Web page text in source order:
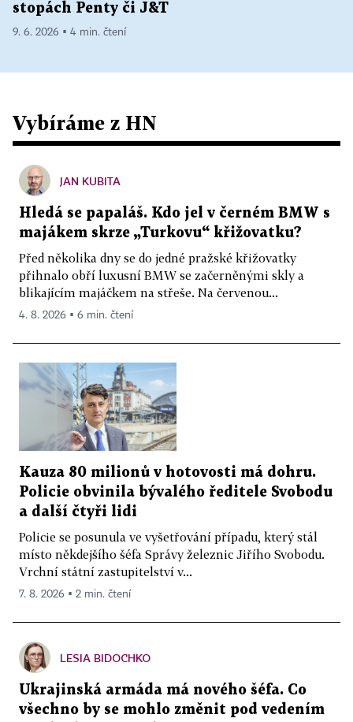
stopách Penty či J&T
9. 6. 2026 ▪ 4 min. čtení
Vybíráme z HN
JAN KUBITA
Hledá se papaláš. Kdo jel v černém BMW s
majákem skrze „Turkovu“ křižovatku?
Před několika dny se do jedné pražské křižovatky
přihnalo obří luxusní BMW se začerněnými skly a
blikajícím majáčkem na střeše. Na červenou...
4. 8. 2026 ▪ 6 min. čtení
Kauza 80 milionů v hotovosti má dohru.
Policie obvinila bývalého ředitele Svobodu
a další čtyři lidi
Policie se posunula ve vyšetřování případu, který stál
místo někdejšího šéfa Správy železnic Jiřího Svobodu.
Vrchní státní zastupitelství v...
7. 8. 2026 ▪ 2 min. čtení
LESIA BIDOCHKO
Ukrajinská armáda má nového šéfa. Co
všechno by se mohlo změnit pod vedením